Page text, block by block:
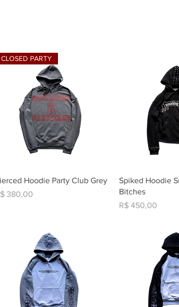
Visualização rápida
CLOSED PARTY
Hoodie Party Club Grey
380,00
Spiked Hoodie
Bitches
Preço
R$ 450,00